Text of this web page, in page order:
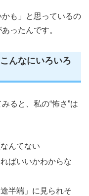
も」と思っているの
ったんです。
んなにいろいろ
ると、私の“怖さ”は
んてない
ばいいかわからな
半端」に見られそ